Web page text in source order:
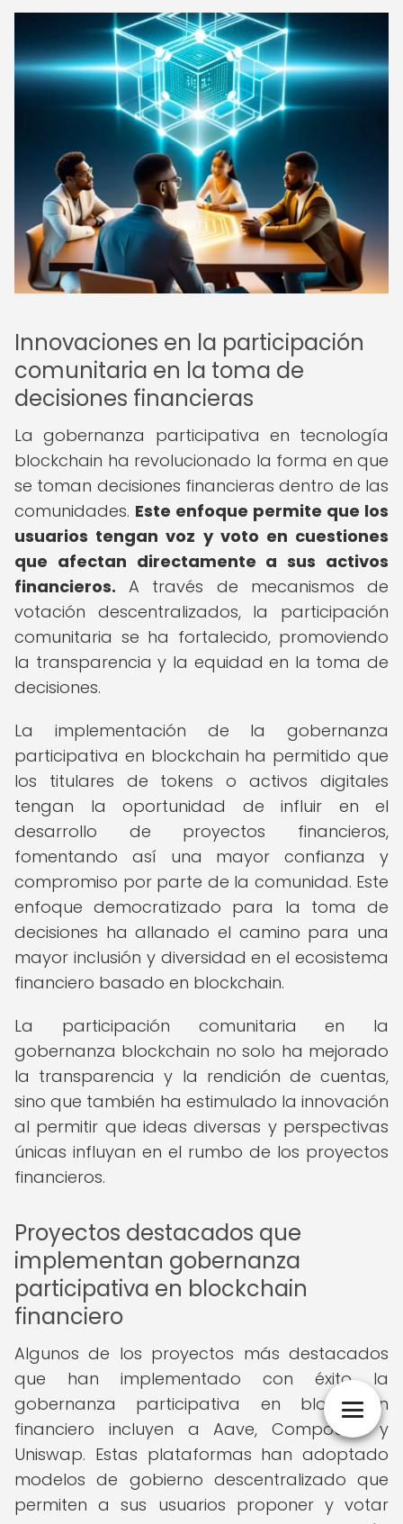
Innovaciones en la participación
comunitaria en la toma de
decisiones financieras
La gobernanza participativa en tecnología
blockchain ha revolucionado la forma en que
se toman decisiones financieras dentro de las
comunidades. Este enfoque permite que los
usuarios tengan voz y voto en cuestiones
que afectan directamente a sus activos
financieros. A través de mecanismos de
votación descentralizados, la participación
comunitaria se ha fortalecido, promoviendo
la transparencia y la equidad en la toma de
decisiones.
La implementación de la gobernanza
participativa en blockchain ha permitido que
los titulares de tokens o activos digitales
tengan la oportunidad de influir en el
desarrollo de proyectos financieros,
fomentando así una mayor confianza y
compromiso por parte de la comunidad. Este
enfoque democratizado para la toma de
decisiones ha allanado el camino para una
mayor inclusión y diversidad en el ecosistema
financiero basado en blockchain.
La participación comunitaria en la
gobernanza blockchain no solo ha mejorado
la transparencia y la rendición de cuentas,
sino que también ha estimulado la innovación
al permitir que ideas diversas y perspectivas
únicas influyan en el rumbo de los proyectos
financieros.
Proyectos destacados que
implementan gobernanza
participativa en blockchain
financiero
Algunos de los proyectos más destacados
que han implementado con éxito la
gobernanza participativa en blockchain
financiero incluyen a Aave, Compound y
Uniswap. Estas plataformas han adoptado
modelos de gobierno descentralizado que
permiten a sus usuarios proponer y votar